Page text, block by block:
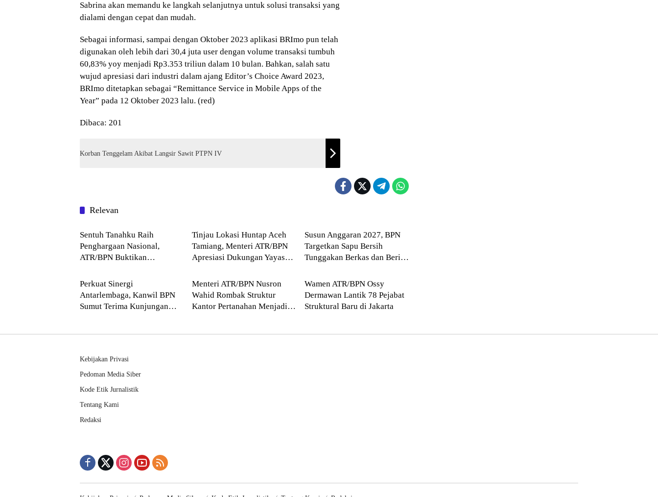
Sabrina akan memandu ke langkah selanjutnya untuk solusi transaksi yang
dialami dengan cepat dan mudah.
Sebagai informasi, sampai dengan Oktober 2023 aplikasi BRImo pun telah
digunakan oleh lebih dari 30,4 juta user dengan volume transaksi tumbuh
60,83% yoy menjadi Rp3.353 triliun dalam 10 bulan. Bahkan, salah satu
wujud apresiasi dari industri dalam ajang Editor’s Choice Award 2023,
BRImo ditetapkan sebagai “Remittance Service in Mobile Apps of the
Year” pada 12 Oktober 2023 lalu. (red)
Dibaca: 201
Korban Tenggelam Akibat Langsir Sawit PTPN IV
Relevan
Blog
Sentuh Tanahku Raih
Penghargaan Nasional,
ATR/BPN Buktikan
Layanan Pertanahan
Tinjau Lokasi Huntap Aceh
Tamiang, Menteri ATR/BPN
Apresiasi Dukungan Yayasan
Susun Anggaran 2027, BPN
Targetkan Sapu Bersih
Tunggakan Berkas dan Beri
Perkuat Sinergi
Antarlembaga, Kanwil BPN
Sumut Terima Kunjungan
Blog
Menteri ATR/BPN Nusron
Wahid Rombak Struktur
Kantor Pertanahan Menjadi
Blog
Wamen ATR/BPN Ossy
Dermawan Lantik 78 Pejabat
Struktural Baru di Jakarta
Kebijakan Privasi
Pedoman Media Siber
Kode Etik Jurnalistik
Tentang Kami
Redaksi